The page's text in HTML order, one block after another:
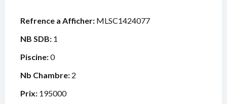
Refrence a Afficher: MLSC1424077
NB SDB: 1
Piscine:0
Nb Chambre: 2
Prix: 195000